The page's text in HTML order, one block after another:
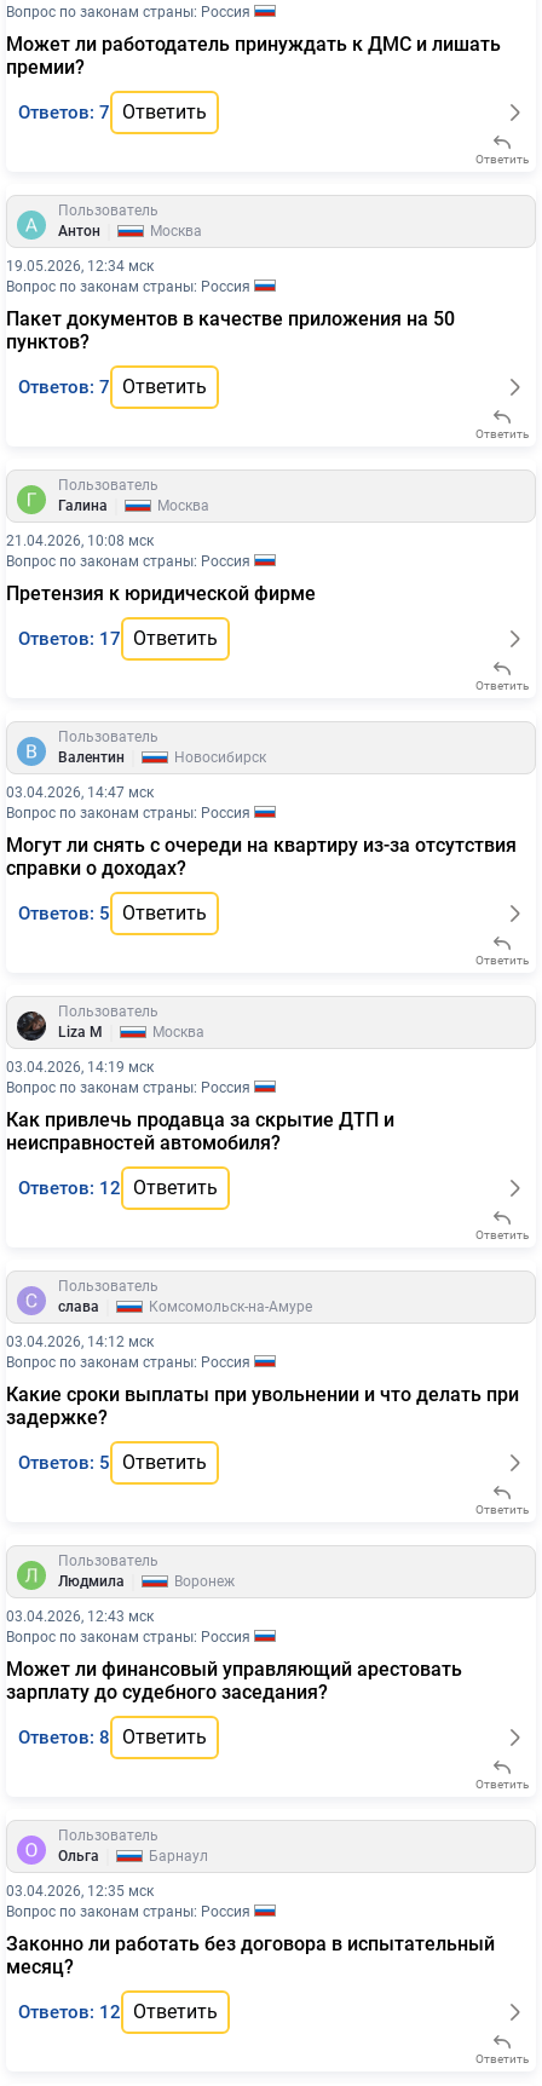
Вопрос по законам страны: Россия
Может ли работодатель принуждать к ДМС и лишать
премии?
Ответов: 7 Ответить
Ответить
Пользователь
Антон
Москва
19.05.2026, 12:34 мск
Вопрос по законам страны: Россия
Пакет документов в качестве приложения на 50
пунктов?
Ответов: 7 Ответить
Ответить
Пользователь
Галина
Москва
21.04.2026, 10:08 мск
Вопрос по законам страны: Россия
Претензия к юридической фирме
Ответов: 17 Ответить
Ответить
Пользователь
Валентин
Новосибирск
03.04.2026, 14:47 мск
Вопрос по законам страны: Россия
Могут ли снять с очереди на квартиру из-за отсутствия
справки о доходах?
Ответов: 5 Ответить
Ответить
Пользователь
Liza M
Москва
03.04.2026, 14:19 мск
Вопрос по законам страны: Россия
Как привлечь продавца за скрытие ДТП и
неисправностей автомобиля?
Ответов: 12 Ответить
Ответить
Пользователь
слава
Комсомольск-на-Амуре
03.04.2026, 14:12 мск
Вопрос по законам страны: Россия
Какие сроки выплаты при увольнении и что делать при
задержке?
Ответов: 5 Ответить
Ответить
Пользователь
Людмила
Воронеж
03.04.2026, 12:43 мск
Вопрос по законам страны: Россия
Может ли финансовый управляющий арестовать
зарплату до судебного заседания?
Ответов: 8 Ответить
Ответить
Пользователь
Ольга
Барнаул
03.04.2026, 12:35 мск
Вопрос по законам страны: Россия
Законно ли работать без договора в испытательный
месяц?
Ответов: 12 Ответить
Ответить